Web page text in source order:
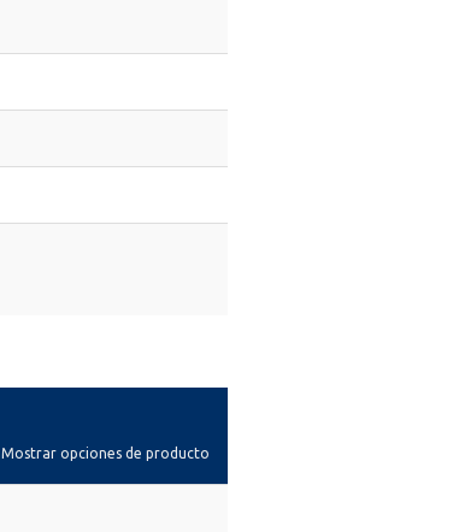
Mostrar opciones de producto